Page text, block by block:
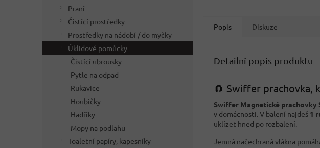
Praní
Čistící prostředky
Prostředky na nádobí / do myčky
Úklidové pomůcky
Čistící ubrousky
Pytle na odpad
Rukavice
Houbičky
Hadříky
Mopy na podlahu
Toaletní papíry, kapesníky
Popis Diskuze
Detailní popis produktu
🧲 Swiffer prachovka,
Swiffer Magnetické prachovky
v domácnosti. V balení najdeš 1
uklízet hned po rozbalení.
Jemná načechraná vlákna